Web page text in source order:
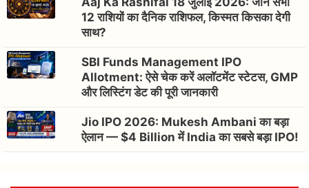
12 राशियों का दैनिक राशिफल, किस्मत किसका देगी
साथ?
SBI Funds Management IPO
Allotment: ऐसे चेक करें अलॉटमेंट स्टेटस, GMP
और लिस्टिंग डेट की पूरी जानकारी
Jio IPO 2026: Mukesh Ambani का बड़ा
ऐलान — $4 Billion में India का सबसे बड़ा IPO!